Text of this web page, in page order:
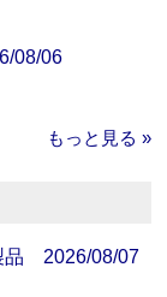
08/06
もっと見る »
品 2026/08/07